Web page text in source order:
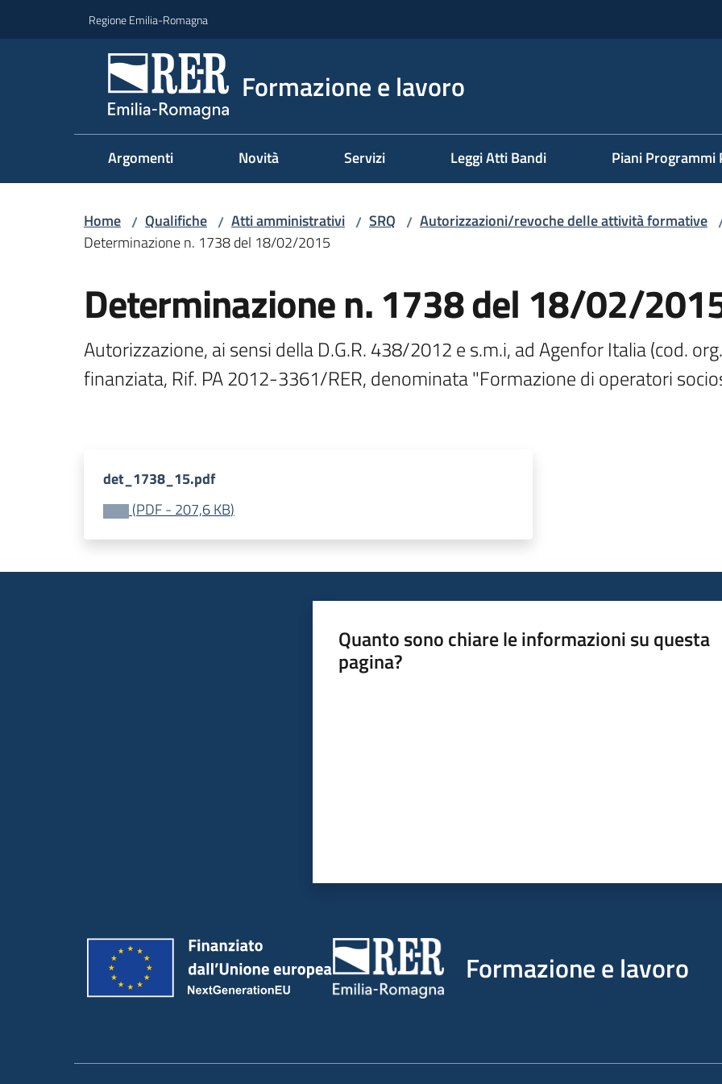
Regione Emilia-Romagna
Formazione e lavoro
Argomenti Novità Servizi Leggi Atti Bandi Piani Programmi
Home / Qualifiche / Atti amministrativi / SRQ / Autorizzazioni/revoche delle attività formative
Determinazione n. 1738 del 18/02/2015
Determinazione n. 1738 del 18/02/
Autorizzazione, ai sensi della D.G.R. 438/2012 e s.m.i, ad Agenfor Italia (cod.
finanziata, Rif. PA 2012-3361/RER, denominata "Formazione di operatori
det_1738_15.pdf
(PDF- 207,6 KB)
Quanto sono chiare le informazioni su questa
pagina?
Formazione e lavoro